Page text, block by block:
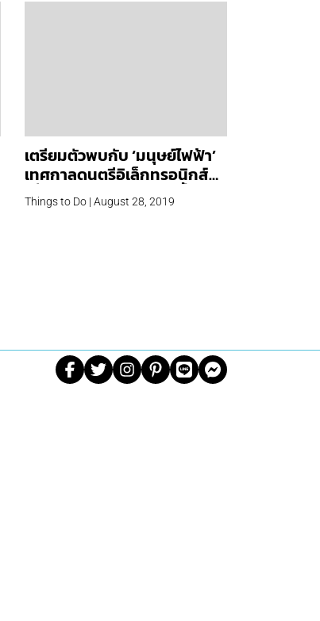
เตรียมตัวพบกับ ‘มนุษย์ไฟฟ้า’
เทศกาลดนตรีอิเล็กทรอนิกส์
เพื่อมวลมนุษยชาติ ต.ค.นี้
Things to Do | August 28, 2019